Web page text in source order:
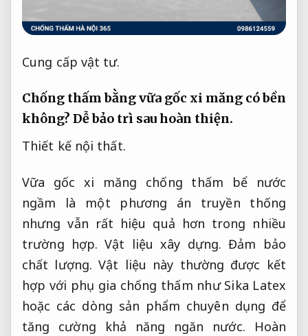
Cung cấp vật tư.
Chống thấm bằng vữa gốc xi măng có bền
không? Dễ bảo trì sau hoàn thiện.
Thiết kế nội thất.
Vữa gốc xi măng chống thấm bể nước
ngầm là một phương án truyền thống
nhưng vẫn rất hiệu quả hơn trong nhiều
trường hợp.Vật liệu xây dựng. Đảm bảo
chất lượng. Vật liệu này thường được kết
hợp với phụ gia chống thấm như Sika Latex
hoặc các dòng sản phẩm chuyên dụng để
tăng cường khả năng ngăn nước.
Hoàn